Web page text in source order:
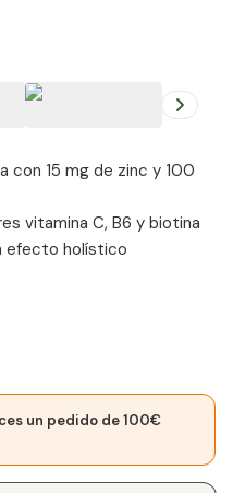
con 15 mg de zinc y 100
vitamina C, B6 y biotina
efecto holístico
un pedido de 100€